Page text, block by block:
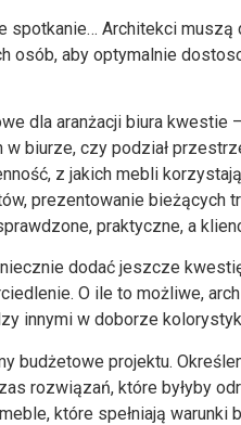
spotkanie… Architekci
osób, aby optymalnie
dla aranżacji biura kwestie
biurze, czy podział
z jakich mebli
prezentowanie bieżących
praktyczne, a
dodać jeszcze
O ile to możliwe,
innymi w doborze
budżetowe projektu.
rozwiązań, które byłyby
które spełniają warunki